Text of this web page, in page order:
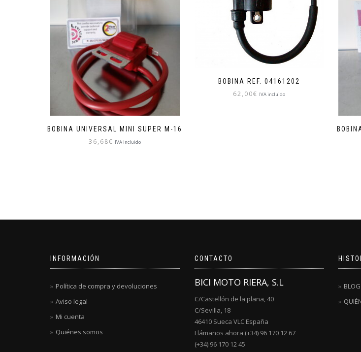
BOBINA UNIVERSAL MINI SUPER M-16
36,68€ IVA incluido
BOBINA REF. 04161202
62,00€ IVA incluido
INFORMACIÓN
Política de compra y devoluciones
Aviso legal
Mi cuenta
Quiénes somos
CONTACTO
BICI MOTO RIERA, S.L
C/Castellón de la plana, 40
C/Sevilla, 18
46410 Sueca VLC España
Llámanos ahora (+34) 96 170 12 67
(+34) 96 170 12 45